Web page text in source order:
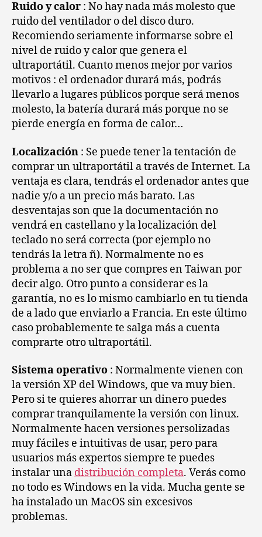
Ruido y calor : No hay nada más molesto que
ruido del ventilador o del disco duro.
Recomiendo seriamente informarse sobre el
nivel de ruido y calor que genera el
ultraportátil. Cuanto menos mejor por varios
motivos : el ordenador durará más, podrás
llevarlo a lugares públicos porque será menos
molesto, la batería durará más porque no se
pierde energía en forma de calor…
Localización : Se puede tener la tentación de
comprar un ultraportátil a través de Internet. La
ventaja es clara, tendrás el ordenador antes que
nadie y/o a un precio más barato. Las
desventajas son que la documentación no
vendrá en castellano y la localización del
teclado no será correcta (por ejemplo no
tendrás la letra ñ). Normalmente no es
problema a no ser que compres en Taiwan por
decir algo. Otro punto a considerar es la
garantía, no es lo mismo cambiarlo en tu tienda
de a lado que enviarlo a Francia. En este último
caso probablemente te salga más a cuenta
comprarte otro ultraportátil.
Sistema operativo : Normalmente vienen con
la versión XP del Windows, que va muy bien.
Pero si te quieres ahorrar un dinero puedes
comprar tranquilamente la versión con linux.
Normalmente hacen versiones persolizadas
muy fáciles e intuitivas de usar, pero para
usuarios más expertos siempre te puedes
instalar una distribución completa. Verás como
no todo es Windows en la vida. Mucha gente se
ha instalado un MacOS sin excesivos
problemas.